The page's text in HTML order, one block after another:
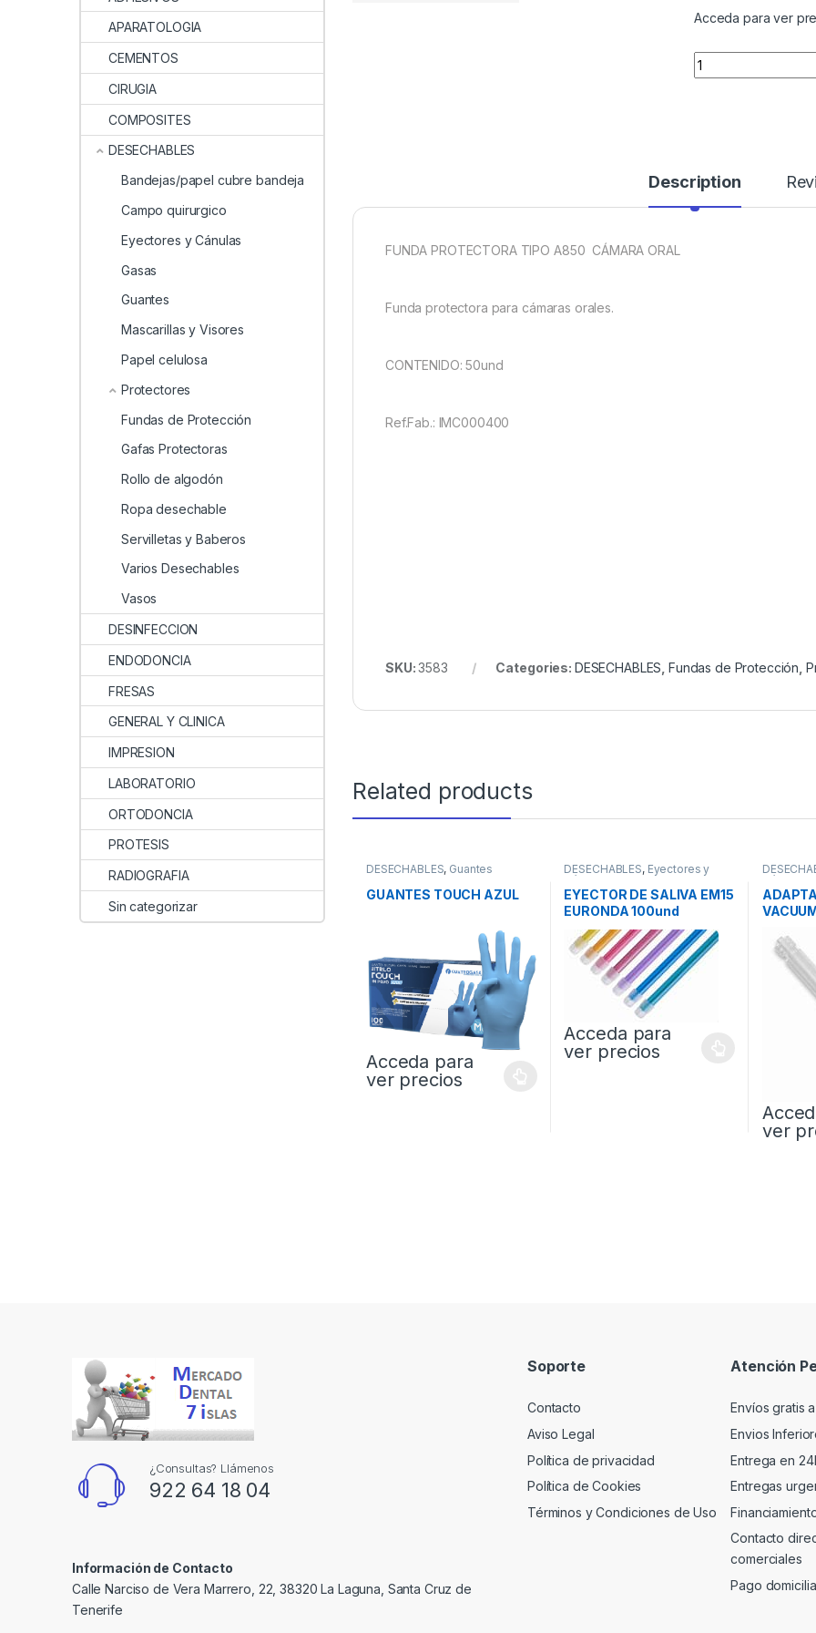
Acceda para ver
Quantity
Description
FUNDA PROTECTORA TIPO A850 CÁMARA ORAL
Funda protectora para cámaras orales.
CONTENIDO: 50und
Ref.Fab.: IMC000400
SKU:3583 Categories: DESECHABLES ,Fundas de Protección
Related products
DESECHABLES, Guantes
GUANTES TOUCH AZUL
Acceda para
ver precios
DESECHABLES, Eyectores y
Cánulas
EYECTOR DE SALIVA EM15
EURONDA 100und
Acceda para
ver precios
Cánulas
ver
APARATOLOGIA
CEMENTOS
CIRUGIA
COMPOSITES
DESECHABLES
Bandejas/papel cubre bandeja
Campo quirurgico
Eyectores y Cánulas
Gasas
Guantes
Mascarillas y Visores
Papel celulosa
Protectores
Fundas de Protección
Gafas Protectoras
Rollo de algodón
Ropa desechable
Servilletas y Baberos
Varios Desechables
Vasos
DESINFECCION
ENDODONCIA
FRESAS
GENERAL Y CLINICA
IMPRESION
LABORATORIO
ORTODONCIA
PROTESIS
RADIOGRAFIA
Sin categorizar
¿Consultas? Llámenos
922 64 18 04
Información de Contacto
Calle Narciso de Vera Marrero, 22, 38320 La Laguna, Santa Cruz de
Tenerife
Soporte
Contacto
Aviso Legal
Política de privacidad
Política de Cookies
Términos y Condiciones de Uso
Atención
Envíos gratis
Envios
Entrega en
Entregas
Contacto
comerciales
Pago